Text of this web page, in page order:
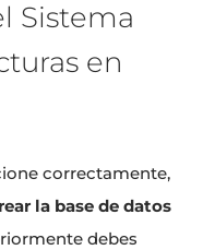
Sistema
en
correctamente,
la base de datos
debes